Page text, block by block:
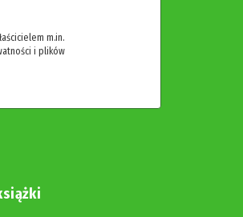
m.in.
i plików